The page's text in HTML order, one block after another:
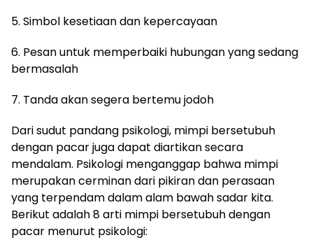
5. Simbol kesetiaan dan kepercayaan
6. Pesan untuk memperbaiki hubungan yang sedang
bermasalah
7. Tanda akan segera bertemu jodoh
Dari sudut pandang psikologi, mimpi bersetubuh
dengan pacar juga dapat diartikan secara
mendalam. Psikologi menganggap bahwa mimpi
merupakan cerminan dari pikiran dan perasaan
yang terpendam dalam alam bawah sadar kita.
Berikut adalah 8 arti mimpi bersetubuh dengan
pacar menurut psikologi: